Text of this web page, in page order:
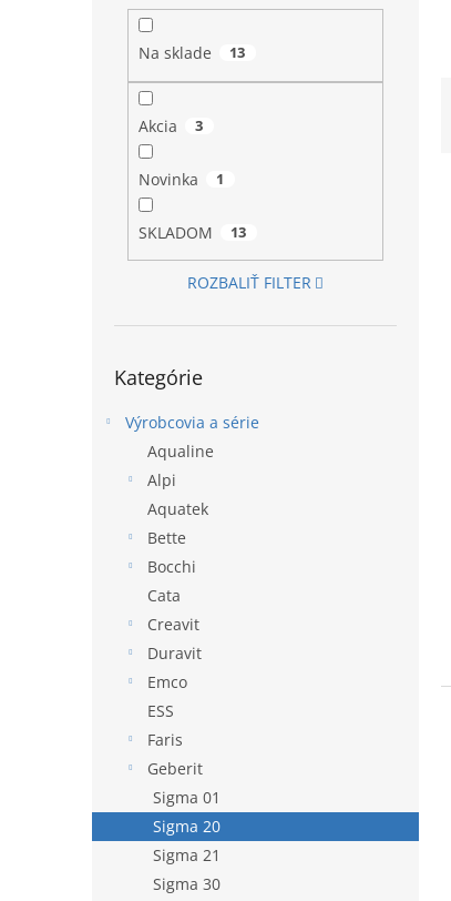
Na sklade 13
Akcia 3
Novinka 1
SKLADOM 13
ROZBALIŤ FILTER
kategórie
Kategórie
Výrobcovia a série
Aqualine
Alpi
Aquatek
Bette
Bocchi
Cata
Creavit
Duravit
Emco
ESS
Faris
Geberit
Sigma 01
Sigma 20
Sigma 21
Sigma 30